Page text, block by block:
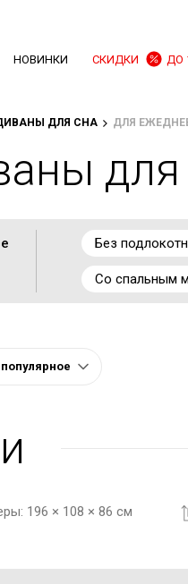
НОВИНКИ СКИДКИ ДО
ДЛЯ СНА ДЛЯ
для
Без
Со спальным
196 × 108 × 86 см